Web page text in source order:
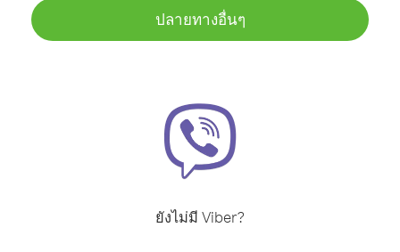
ปลายทางอื่นๆ
ยังไม่มี Viber?